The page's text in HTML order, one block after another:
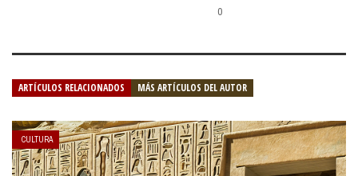
0
ARTÍCULOS RELACIONADOS MÁS ARTÍCULOS DEL AUTOR
CULTURA